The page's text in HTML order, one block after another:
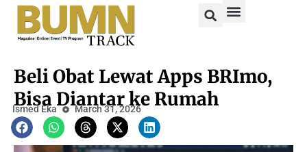
Beli Obat Lewat Apps BRImo,
Bisa Diantar ke Rumah
Ismed Eka March 31, 2026